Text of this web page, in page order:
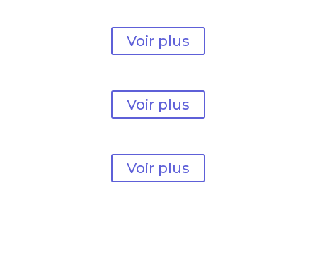
Voir plus
Lorem Ipsum Dolor
Voir plus
Lorem Ipsum Dolor
Voir plus